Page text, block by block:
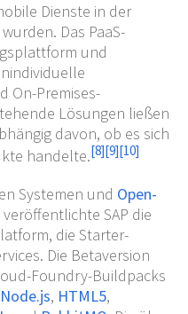
Dienste in der
Das PaaS-
und
On-Premises-
Lösungen ließen
davon, ob es sich
handelte.[8][9][10]
Systemen und Open-
SAP die
die Starter-
Die Betaversion
Foundry-Buildpacks
Node.js, HTML5,